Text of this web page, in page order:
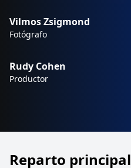
Vilmos Zsigmond
Fotógrafo
Rudy Cohen
Productor
Reparto principal